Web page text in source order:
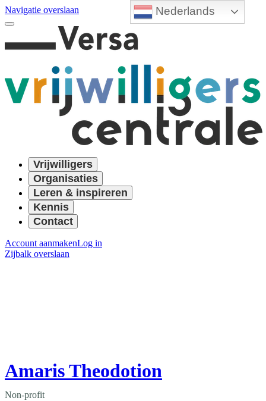
Nederlands
Navigatie overslaan
Vrijwilligers
Organisaties
Leren & inspireren
Kennis
Contact
Account aanmakenLog in
Zijbalk overslaan
Amaris Theodotion
Non-profit